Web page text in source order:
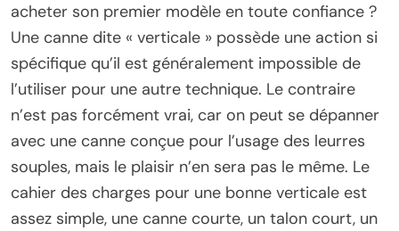
acheter son premier modèle en toute confiance ?
Une canne dite « verticale » possède une action si
spécifique qu’il est généralement impossible de
l’utiliser pour une autre technique. Le contraire
n’est pas forcément vrai, car on peut se dépanner
avec une canne conçue pour l’usage des leurres
souples, mais le plaisir n’en sera pas le même. Le
cahier des charges pour une bonne verticale est
assez simple, une canne courte, un talon court, un